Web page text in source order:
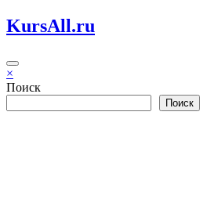
Перейти
к
KursAll.ru
×
Поиск
Поиск